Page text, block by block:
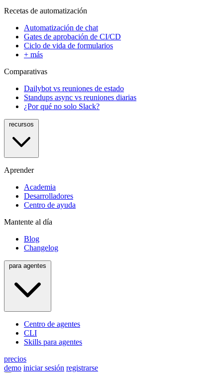
Recetas de automatización
Automatización de chat
Gates de aprobación de CI/CD
Ciclo de vida de formularios
+ más
Comparativas
Dailybot vs reuniones de estado
Standups async vs reuniones diarias
¿Por qué no solo Slack?
Aprender
Academia
Desarrolladores
Centro de ayuda
Mantente al día
Blog
Changelog
Centro de agentes
CLI
Skills para agentes
precios
demo iniciar sesión registrarse